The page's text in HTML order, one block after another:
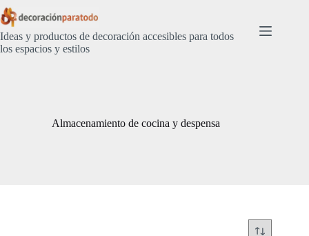
Saltar
al
contenido
Ideas y productos de decoración accesibles para todos
los espacios y estilos
Almacenamiento de cocina y despensa